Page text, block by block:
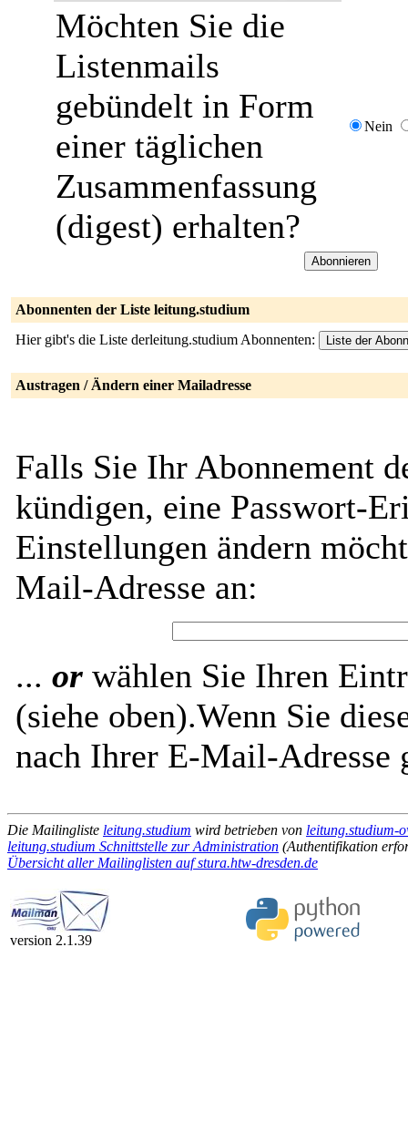
Möchten Sie die
Listenmails
gebündelt in Form
einer täglichen
Zusammenfassung
(digest) erhalten?
Nein
Abonnenten der Liste leitung.studium
Hier gibt's die Liste derleitung.studium Abonnenten:
Austragen / Ändern einer Mailadresse
Falls Sie Ihr Abonnement
kündigen, eine Passwort-
Einstellungen ändern
Mail-Adresse an:
... or wählen Sie Ihren
(siehe oben).Wenn Sie
nach Ihrer E-Mail-Adresse
Die Mailingliste leitung.studium wird betrieben von leitung.studium-
leitung.studium Schnittstelle zur Administration (Authentifikation
Übersicht aller Mailinglisten auf stura.htw-dresden.de
version 2.1.39